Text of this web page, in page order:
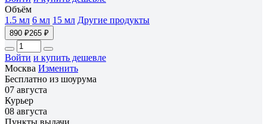
Объём
1.5 мл 6 мл 15 мл Другие продукты
890 ₽265 ₽
Войти и купить дешевле
Москва Изменить
Бесплатно из шоурума
07 августа
Курьер
08 августа
Пункты выдачи